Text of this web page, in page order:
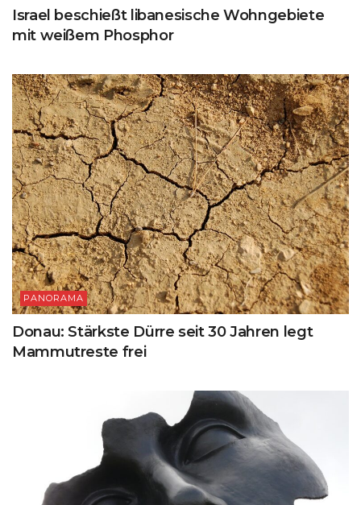
Israel beschießt libanesische Wohngebiete
mit weißem Phosphor
PANORAMA
Donau: Stärkste Dürre seit 30 Jahren legt
Mammutreste frei